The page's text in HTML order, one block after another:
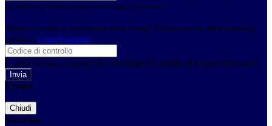
all'indirizzo indicato con le istruzioni necessarie.
Non hai una e-mail associata al nome utente? Effettua il reset della password
tramite la Login Spaggiari
E-mail inviata, si prega di controllare la casella di posta elettronica!
Errore
Chiudi
Successo